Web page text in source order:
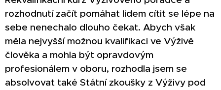
rozhodnutí začít pomáhat lidem cítit se lépe na
sebe nenechalo dlouho čekat. Abych však
měla nejvyšší možnou kvalifikaci ve Výživě
člověka a mohla být opravdovým
profesionálem v oboru, rozhodla jsem se
absolvovat také Státní zkoušky z Výživy pod